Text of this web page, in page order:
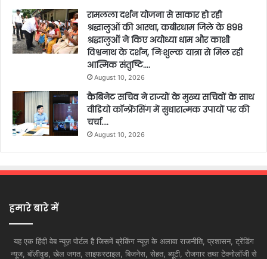
रामलला दर्शन योजना से साकार हो रही
श्रद्धालुओं की आस्था, कबीरधाम जिले के 898
श्रद्धालुओं ने किए अयोध्या धाम और काशी
विश्वनाथ के दर्शन, निःशुल्क यात्रा से मिल रही
आत्मिक संतुष्टि….
August 10, 2026
कैबिनेट सचिव ने राज्यों के मुख्य सचिवों के साथ
वीडियो कॉन्फ्रेंसिंग में सुधारात्मक उपायों पर की
चर्चा….
August 10, 2026
हमारे बारे में
यह एक हिंदी वेब न्यूज़ पोर्टल है जिसमें ब्रेकिंग न्यूज़ के अलावा राजनीति, प्रशासन, ट्रेंडिंग
न्यूज, बॉलीवुड, खेल जगत, लाइफस्टाइल, बिजनेस, सेहत, ब्यूटी, रोजगार तथा टेक्नोलॉजी से